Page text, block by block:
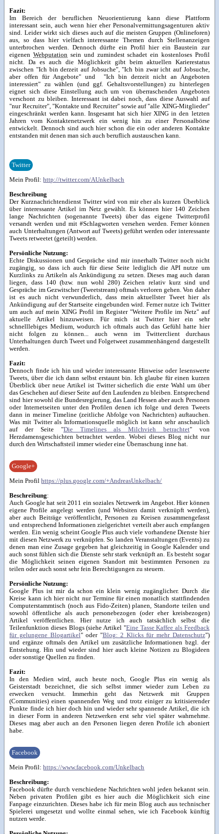
Fazit:
Im Bereich der beruflichen Neuorientierung kann diese Plattform
interessant sein, auch wenn hier eher Personalvermittungsagenturen aktiv
sind. Leider wirkt sich dieses auch auf die meisten Gruppen (Onlineforen)
aus, so dass hier vielfach interessante Themen durch Stellenanzeigen
unterbrochen werden. Dennoch dürfte ein Profil hier ein Baustein zur
eigenenWebputation sein und zumindest schadet ein kostenloses Profil
nicht. Da es auch die Möglichkeit gibt beim aktuellen Karierestatus
zwischen "Ich bin derzeit auf Jobsuche", "Ich bin zwar icht auf Jobsuche,
aber offen für Angebote" und "Ich bin derzeit nicht an Angeboten
interessiert" zu wählen (und ggf. Gehaltsvorstellungen) zu hinterlegen
eignet sich diese Einstellung auch um von überraschenden Angeboten
verschont zu bleiben. Interessant ist dabei noch, dass diese Auswahl auf
"nur Recruiter", "Kontakte und Recruiter" sowie auf "alle XING-Mitglieder"
eingeschränkt werden kann. Insgesamt hat sich hier XING in den letzten
Jahren vom Kontaktenetzwerk ein wenig hin zu einer Personalbörse
entwickelt. Dennoch sind auch hier schon die ein oder anderen Kontakte
entstanden mit denen man sich auch beruflich austauschen kann.
Twitter
Mein Profil:http://twitter.com/AUnkelbach
Beschreibung
Der Kurznachrichtendienst Twitter wird von mir eher als kurzen Überblick
über interessante Artikel im Netz gewählt. Es können hier 140 Zeichen
lange Nachrichten (sogenannte Tweets) über das eigene Twitterprofil
versandt werden und mit #Schlagworten versehen werden. Ferner können
auch Unterhaltungen (Antwort auf Tweets) geführt werden oder interessante
Tweets retweetet (geteilt) werden.
Persönliche Nutzung:
Echte Diskussionen und Gespräche sind mir innerhalb Twitter noch nicht
zugängig, so dass ich auch für diese Seite lediglich die API nutze um
Kurzlinks zu Artikeln als Ankündigung zu setzen. Dieses mag auch daran
liegen, dass 140 (bzw. nun wohl 280) Zeichen relativ kurz sind und
Gespräche im Gezwitscher (Tweetstream) oftmals verloren gehen. Von daher
ist es auch nicht verwunderlich, dass mein aktuellster Tweet hier als
Ankündigung auf der Startseite eingebunden wird. Ferner nutze ich Twitter
um auch auf mein XING Profil im Register "Weitere Profile im Netz" auf
aktuelle Artikel hinzuweisen. Für mich ist Twitter hier ein sehr
schnelllebiges Medium, wodurch ich oftmals auch das Gefühl hatte hier
nicht folgen zu können... auch wenn im Twitterclient durchaus
Unterhaltungen durch Tweet und Folgetweet zusammenhängend dargestellt
werden.
Fazit:
Dennoch finde ich hin und wieder interessante Hinweise oder lesenswerte
Tweets, über die ich dann selbst erstaunt bin. Ich glaube für einen kurzen
Überblick über neue Artikel ist Twitter sicherlich die erste Wahl um über
das Geschehen auf dieser Seite auf den Laufenden zu bleiben. Entsprechend
sind hier sowohl die Bundesregierung, das Land Hessen aber auch Personen
oder Internetseiten unter den Profilen denen ich folge und deren Tweets
dann in meiner Timeline (zeitliche Abfolge von Nachrichten) auftauchen.
Was mit Twitter als Informationsquelle möglich ist kann sehr anschaulich
auf der Seite "Die Timelines als Milchvieh betrachtet" von
Herzdamensgeschichten betrachtet werden. Wobei dieses Blog nicht nur
durch den Wirtschaftsteil immer wieder eine Überraschung inne hat.
Google+
Mein Profilhttps://plus.google.com/+AndreasUnkelbach/
Beschreibung:
Auch Google hat seit 2011 ein soziales Netzwerk im Angebot. Hier können
eigene Profile angelegt werden (und Websiten damit verknüpft werden),
aber auch Beiträge veröffentlicht, Personen zu Kreisen zusammengefasst
und entsprechend Informationen zielgerichtet verteilt aber auch empfangen
werden. Ein wenig scheint Google Plus auch viele vorhandene Dienste hier
mit diesen Netzwerk zu verknüpfen. So landen Veranstaltungen (Events) zu
denen man eine Zusage gegeben hat gleichzeitig in Google Kalender und
auch sonst fühlen sich die Dienste sehr stark verknüpft an. Es besteht sogar
die Möglichkeit seinen eigenen Standort mit bestimmten Personen zu
teilen oder auch sonst sehr fein Berechtigungen zu steuern.
Persönliche Nutzung:
Google Plus ist mir da schon ein klein wenig zugänglicher. Durch die
Kreise kann ich hier nicht nur Termine für einen monatlich stattfindenden
Computerstammtisch (noch aus Fido-Zeiten) planen, Standorte teilen und
sowohl öffentliche als auch personebezogen (oder eher kreisbezogen)
Artikel veröffentlichen. Hier nutze ich auch tatsächlich selbst die
Teilenfunktion dieses Blogs (siehe Artikel "Eine Tasse Kaffee als Feedback
für gelungene Blogartikel" oder "Blog: 2 Klicks für mehr Datenschutz")
und ergänze oftmals den Artikel um zusätzliche Informationen bzgl. der
Entstehung. Hin und wieder sind hier auch kleine Notizen zu Blogideen
oder sonstige Quellen zu finden.
Fazit:
In den Medien wird, auch heute noch, Google Plus ein wenig als
Geisterstadt bezeichnet, die sich selbst immer wieder zum Leben zu
erwecken versucht. Immerhin geht das Netzwerk mit Gruppen
(Communities) einen spannenden Weg und trotz einiger zu kritisierender
Punkte finde ich hier doch hin und wieder sehr spannende Artikel, die ich
in dieser Form in anderen Netzwerken erst sehr viel später wahrnehme.
Dieses mag aber auch an den Personen liegen deren Profile ich aboniert
habe.
Facebook
Mein Profil:https://www.facebook.com/Unkelbach
Beschreibung:
Facebook dürfte durch verschiedene Nachrichten wohl jeden bekannt sein.
Neben privaten Profilen gibt es hier auch die Möglichkeit sich eine
Fanpage einzurichten. Dieses habe ich für mein Blog auch aus technischer
Spielerei umgesetzt und wollte einmal sehen, wie ich Facebook künftig
nutzen werde.